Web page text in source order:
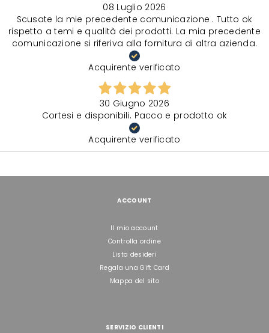
08 Luglio 2026
Scusate la mie precedente comunicazione . Tutto ok
rispetto a temi e qualità dei prodotti. La mia precedente
comunicazione si riferiva alla fornitura di altra azienda.
Acquirente verificato
30 Giugno 2026
Cortesi e disponibili. Pacco e prodotto ok
Acquirente verificato
ACCOUNT
Il mio account
Controlla ordine
Lista desideri
Regala una Gift Card
Mappa del sito
SERVIZIO CLIENTI